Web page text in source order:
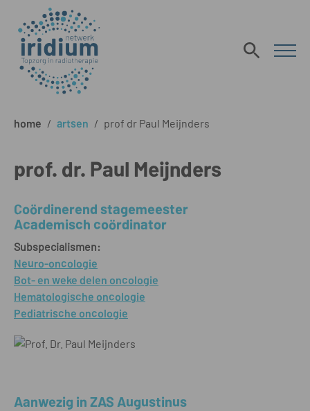
home / artsen / prof dr Paul Meijnders
prof. dr. Paul Meijnders
Coördinerend stagemeester
Academisch coördinator
Subspecialismen:
Neuro-oncologie
Bot- en weke delen oncologie
Hematologische oncologie
Pediatrische oncologie
Aanwezig in ZAS Augustinus